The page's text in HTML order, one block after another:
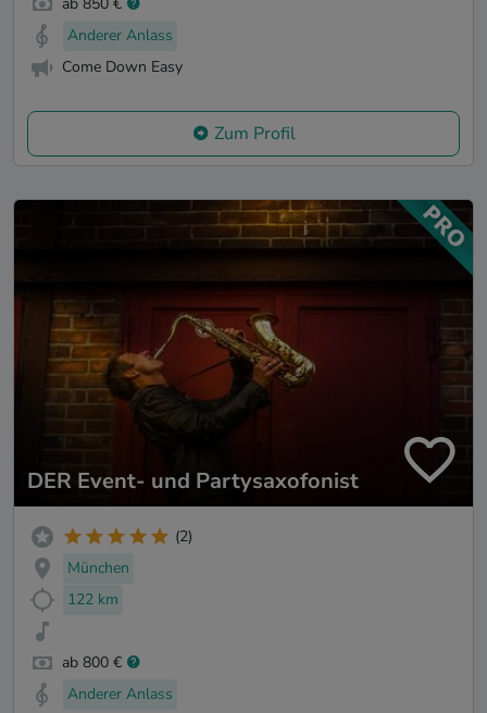
Anderer Anlass
Come Down Easy
Zum Profil
DER Event- und Partysaxofonist
(2)
München
122 km
ab 800 €
Anderer Anlass